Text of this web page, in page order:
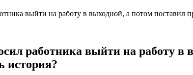
выйти на работу в выходной, а потом поставил
работника выйти на работу
история?